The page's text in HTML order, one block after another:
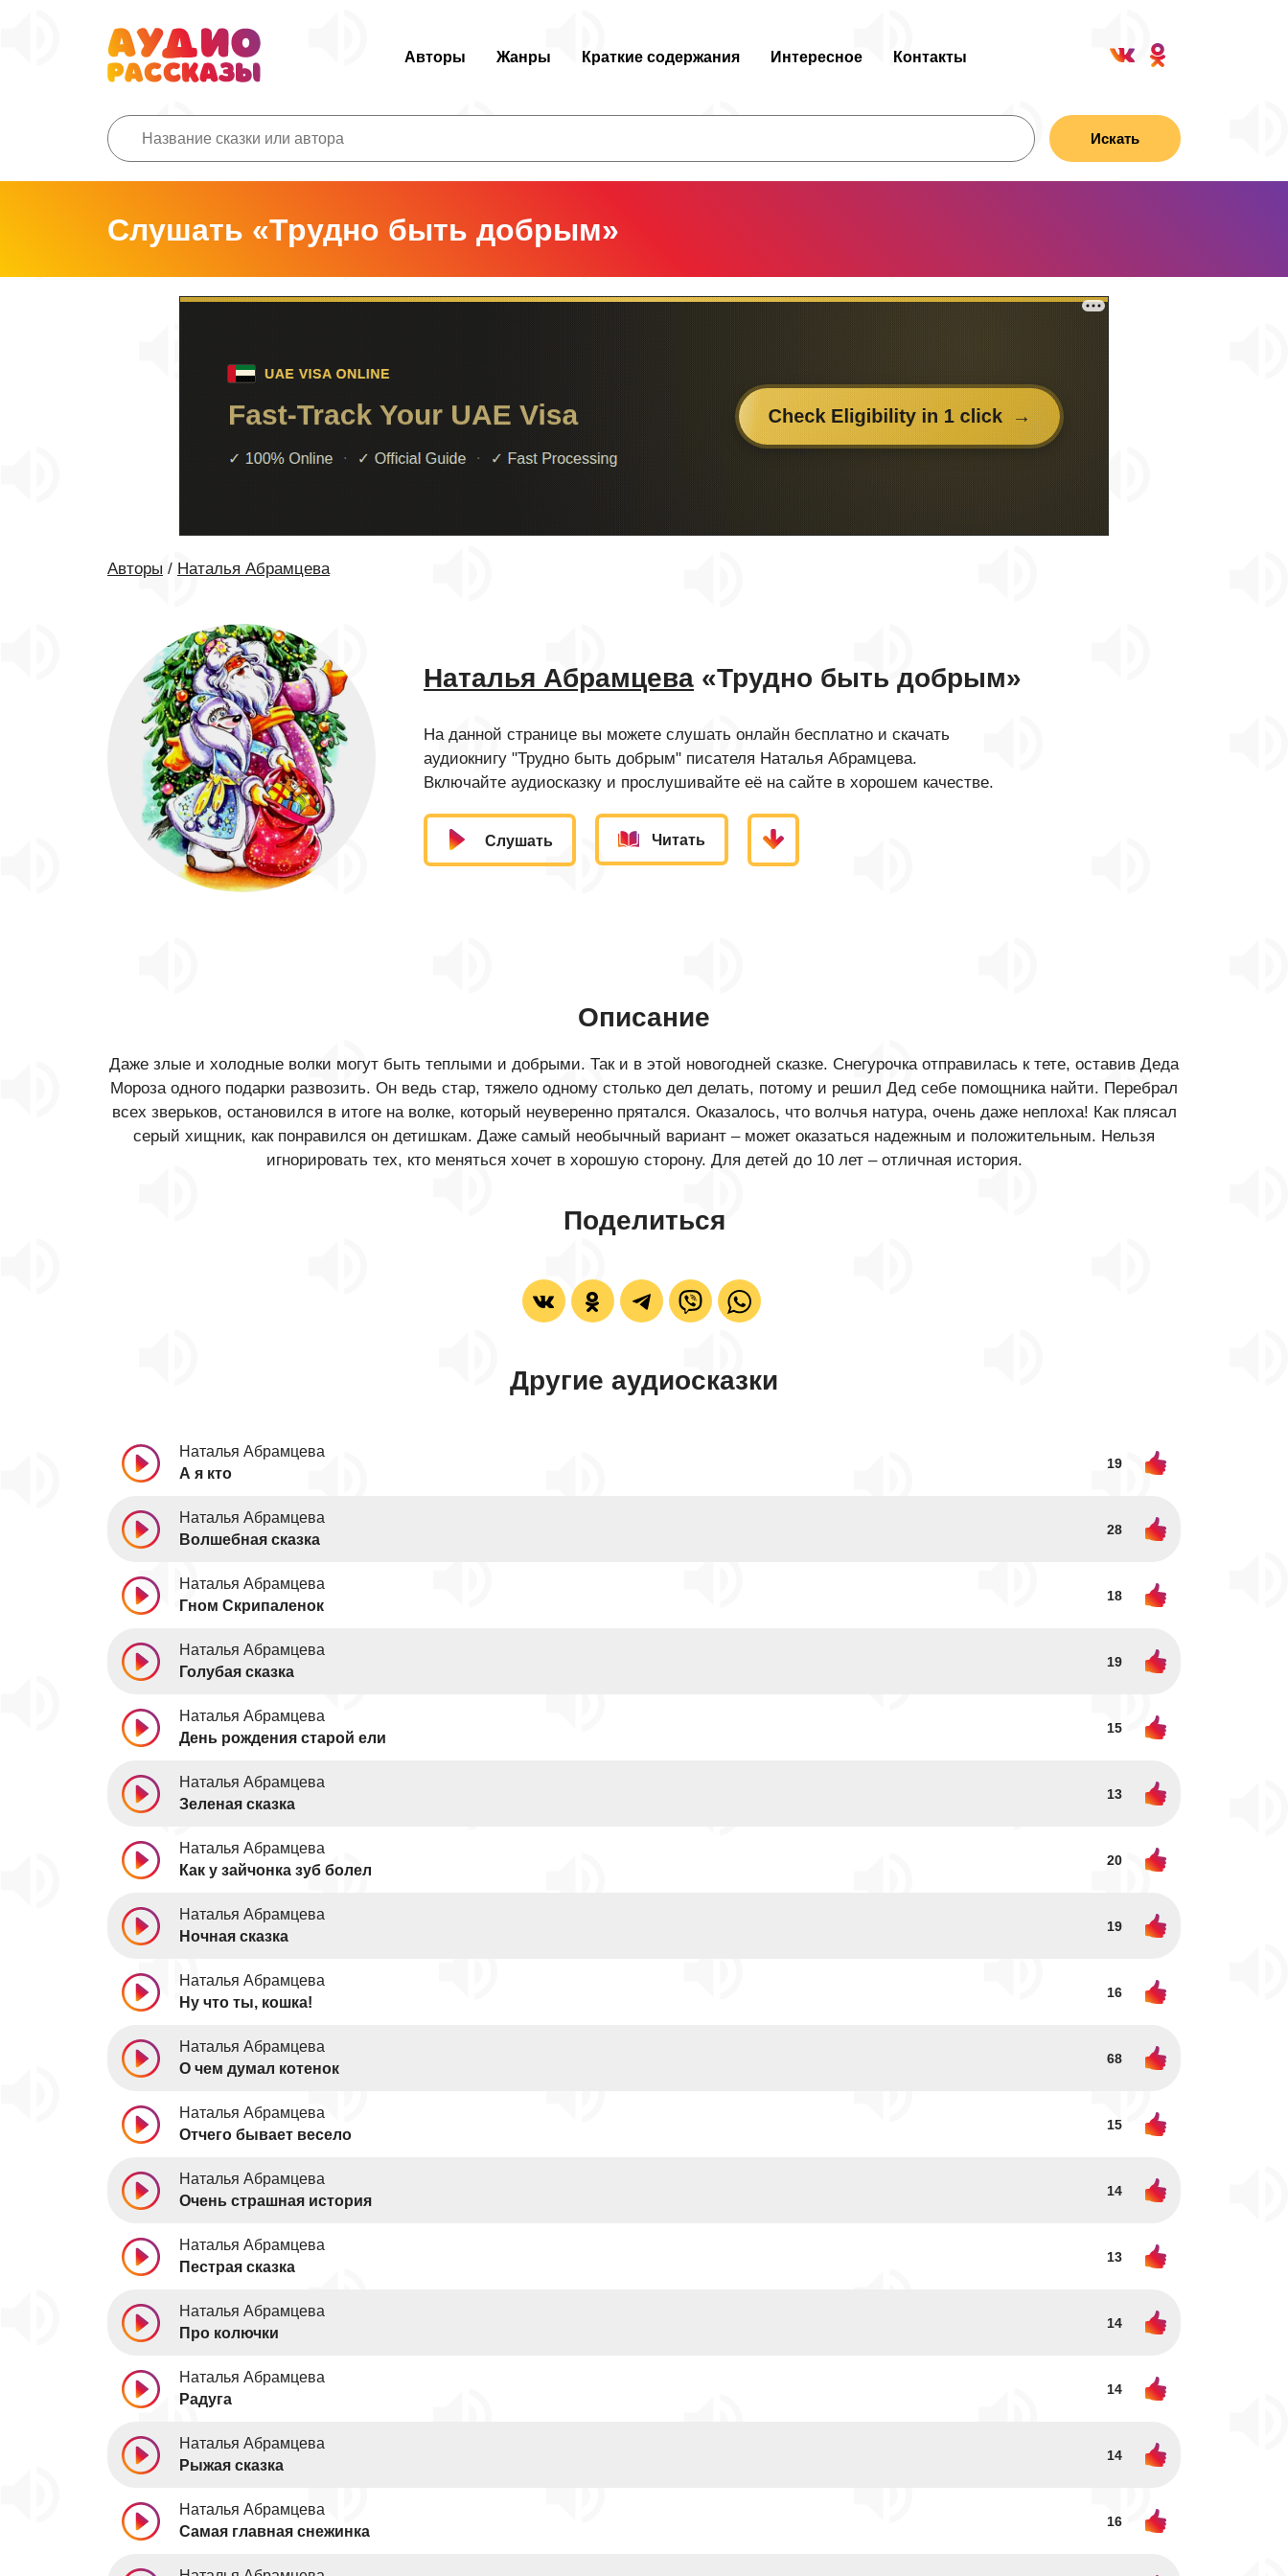
Авторы Жанры Краткие содержания Интересное Контакты
Искать
Слушать «Трудно быть добрым»
Авторы / Наталья Абрамцева
Наталья Абрамцева «Трудно быть добрым»
На данной странице вы можете слушать онлайн бесплатно и скачать
аудиокнигу "Трудно быть добрым" писателя Наталья Абрамцева.
Включайте аудиосказку и прослушивайте её на сайте в хорошем качестве.
Слушать Читать
Описание
Даже злые и холодные волки могут быть теплыми и добрыми. Так и в этой новогодней сказке. Снегурочка отправилась к тете, оставив Деда
Мороза одного подарки развозить. Он ведь стар, тяжело одному столько дел делать, потому и решил Дед себе помощника найти. Перебрал
всех зверьков, остановился в итоге на волке, который неуверенно прятался. Оказалось, что волчья натура, очень даже неплоха! Как плясал
серый хищник, как понравился он детишкам. Даже самый необычный вариант – может оказаться надежным и положительным. Нельзя
игнорировать тех, кто меняться хочет в хорошую сторону. Для детей до 10 лет – отличная история.
Поделиться
Другие аудиосказки
Наталья Абрамцева
А я кто
19
Наталья Абрамцева
Волшебная сказка
28
Наталья Абрамцева
Гном Скрипаленок
18
Наталья Абрамцева
Голубая сказка
19
Наталья Абрамцева
День рождения старой ели
15
Наталья Абрамцева
Зеленая сказка
13
Наталья Абрамцева
Как у зайчонка зуб болел
20
Наталья Абрамцева
Ночная сказка
19
Наталья Абрамцева
Ну что ты, кошка!
16
Наталья Абрамцева
О чем думал котенок
68
Наталья Абрамцева
Отчего бывает весело
15
Наталья Абрамцева
Очень страшная история
14
Наталья Абрамцева
Пестрая сказка
13
Наталья Абрамцева
Про колючки
14
Наталья Абрамцева
Радуга
14
Наталья Абрамцева
Рыжая сказка
14
Наталья Абрамцева
Самая главная снежинка
16